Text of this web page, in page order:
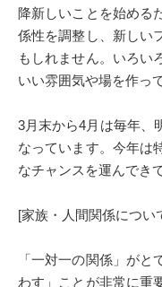
降新しいことを始める
係性を調整し、新しい
もしれません。いろい
いい雰囲気や場を作っ
3月末から4月は毎年、
なっています。今年は
なチャンスを運んでき
[家族・人間関係につい
「一対一の関係」が
わす」ことが非常に重